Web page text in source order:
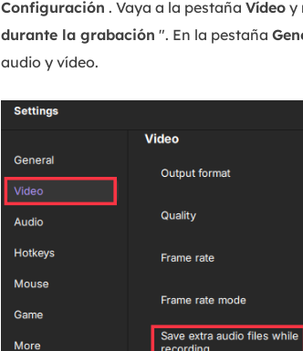
Configuración . Vaya a la pestaña Vídeo y
durante la grabación ". En la pestaña
audio y vídeo.